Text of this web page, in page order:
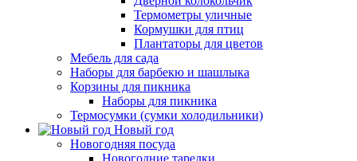
Термометры уличные
Кормушки для птиц
Плантаторы для цветов
Мебель для сада
Наборы для барбекю и шашлыка
Корзины для пикника
Наборы для пикника
Термосумки (сумки холодильники)
Новый год
Новогодняя посуда
Новогодние тарелки